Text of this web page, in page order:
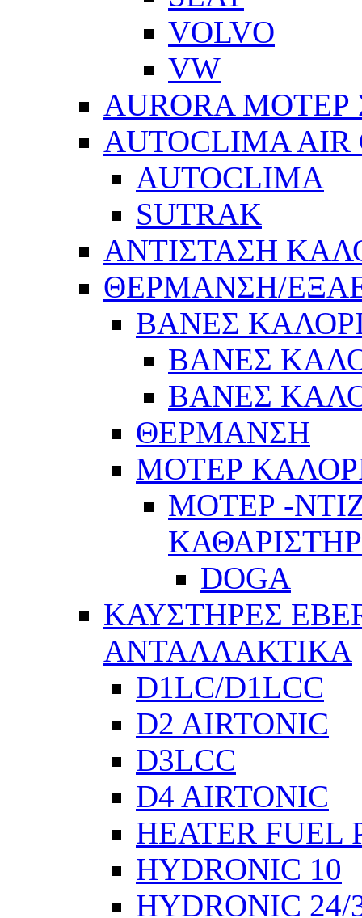
VOLVO
VW
AURORA
AUTOCLIMA AIR
AUTOCLIMA
SUTRAK
ΑΝΤΙΣΤΑΣΗ
ΘΕΡΜΑΝΣΗ/
ΒΑΝΕΣ
ΒΑΝΕΣ
ΒΑΝΕΣ
ΘΕΡΜΑΝΣΗ
ΜΟΤΕΡ
ΜΟΤΕΡ -
DOGA
ΚΑΥΣΤΗΡΕΣ
ΑΝΤΑΛΛΑΚΤΙΚΑ
D1LC/D1LCC
D2 AIRTONIC
D3LCC
D4 AIRTONIC
HEATER FUEL
HYDRONIC 10
HYDRONIC 24/